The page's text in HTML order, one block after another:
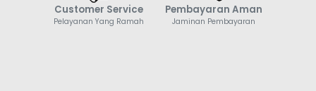
Customer Service
Pelayanan Yang Ramah
Pembayaran Aman
Jaminan Pembayaran